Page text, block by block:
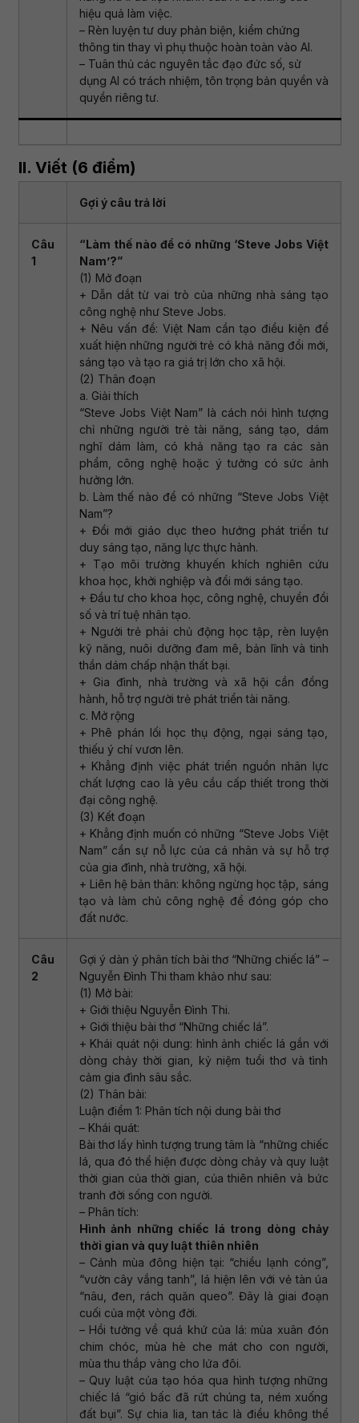
hiệu quả làm việc.
– Rèn luyện tư duy phản biện, kiểm chứng
thông tin thay vì phụ thuộc hoàn toàn vào AI.
– Tuân thủ các nguyên tắc đạo đức số, sử
dụng AI có trách nhiệm, tôn trọng bản quyền và
quyền riêng tư.
II. Viết (6 điểm)
Gợi ý câu trả lời
Câu
1
“Làm thế nào để có những ‘Steve Jobs Việt
Nam’?”
(1) Mở đoạn
+ Dẫn dắt từ vai trò của những nhà sáng tạo
công nghệ như Steve Jobs.
+ Nêu vấn đề: Việt Nam cần tạo điều kiện để
xuất hiện những người trẻ có khả năng đổi mới,
sáng tạo và tạo ra giá trị lớn cho xã hội.
(2) Thân đoạn
a. Giải thích
“Steve Jobs Việt Nam” là cách nói hình tượng
chỉ những người trẻ tài năng, sáng tạo, dám
nghĩ dám làm, có khả năng tạo ra các sản
phẩm, công nghệ hoặc ý tưởng có sức ảnh
hưởng lớn.
b. Làm thế nào để có những “Steve Jobs Việt
Nam”?
+ Đổi mới giáo dục theo hướng phát triển tư
duy sáng tạo, năng lực thực hành.
+ Tạo môi trường khuyến khích nghiên cứu
khoa học, khởi nghiệp và đổi mới sáng tạo.
+ Đầu tư cho khoa học, công nghệ, chuyển đổi
số và trí tuệ nhân tạo.
+ Người trẻ phải chủ động học tập, rèn luyện
kỹ năng, nuôi dưỡng đam mê, bản lĩnh và tinh
thần dám chấp nhận thất bại.
+ Gia đình, nhà trường và xã hội cần đồng
hành, hỗ trợ người trẻ phát triển tài năng.
c. Mở rộng
+ Phê phán lối học thụ động, ngại sáng tạo,
thiếu ý chí vươn lên.
+ Khẳng định việc phát triển nguồn nhân lực
chất lượng cao là yêu cầu cấp thiết trong thời
đại công nghệ.
(3) Kết đoạn
+ Khẳng định muốn có những “Steve Jobs Việt
Nam” cần sự nỗ lực của cá nhân và sự hỗ trợ
của gia đình, nhà trường, xã hội.
+ Liên hệ bản thân: không ngừng học tập, sáng
tạo và làm chủ công nghệ để đóng góp cho
đất nước.
Câu
2
Gợi ý dàn ý phân tích bài thơ “Những chiếc lá” –
Nguyễn Đình Thi tham khảo như sau:
(1) Mở bài:
+ Giới thiệu Nguyễn Đình Thi.
+ Giới thiệu bài thơ “Những chiếc lá”.
+ Khái quát nội dung: hình ảnh chiếc lá gắn với
dòng chảy thời gian, kỷ niệm tuổi thơ và tình
cảm gia đình sâu sắc.
(2) Thân bài:
Luận điểm 1: Phân tích nội dung bài thơ
– Khái quát:
Bài thơ lấy hình tượng trung tâm là “những chiếc
lá, qua đó thể hiện được dòng chảy và quy luật
thời gian của thời gian, của thiên nhiên và bức
tranh đời sống con người.
– Phân tích:
Hình ảnh những chiếc lá trong dòng chảy
thời gian và quy luật thiên nhiên
– Cảnh mùa đông hiện tại: “chiều lạnh cóng”,
“vườn cây vắng tanh”, lá hiện lên với vẻ tàn úa
“nâu, đen, rách quăn queo”. Đây là giai đoạn
cuối của một vòng đời.
– Hồi tưởng về quá khứ của lá: mùa xuân đón
chim chóc, mùa hè che mát cho con người,
mùa thu thắp vàng cho lứa đôi.
– Quy luật của tạo hóa qua hình tượng những
chiếc lá “gió bấc đã rứt chúng ta, ném xuống
đất bụi”. Sự chia lia, tan tác là điều không thể